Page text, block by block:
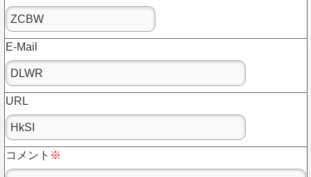
E-Mail
URL
コメント ※